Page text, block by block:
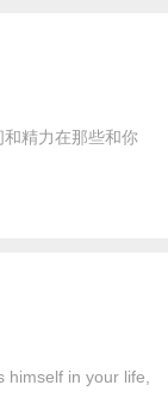
和精力在那些和你
himself in your life,